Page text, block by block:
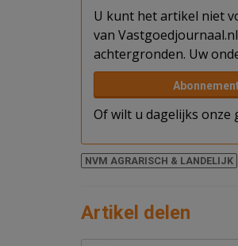
U kunt het artikel niet
van
achtergronden. Uw
Of wilt u dagelijks onze
NVM AGRARISCH & LANDELIJK
Artikel delen